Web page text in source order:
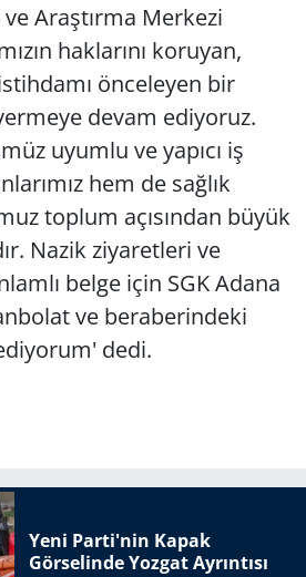
Araştırma Merkezi
haklarını koruyan,
önceleyen bir
devam ediyoruz.
uyumlu ve yapıcı iş
hem de sağlık
toplum açısından büyük
Nazik ziyaretleri ve
belge için SGK Adana
ve beraberindeki
dedi.
Yeni Parti'nin Kapak
Görselinde Yozgat Ayrıntısı